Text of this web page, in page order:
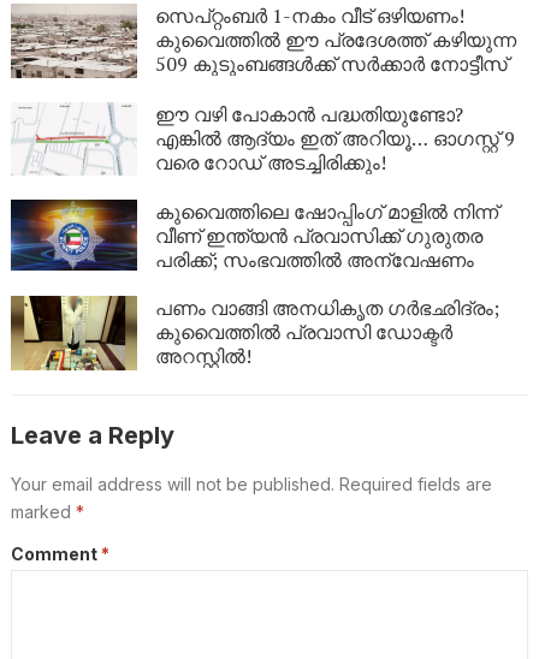
സെപ്റ്റംബർ 1-നകം വീട് ഒഴിയണം!
കുവൈത്തിൽ ഈ പ്രദേശത്ത് കഴിയുന്ന
509 കുടുംബങ്ങൾക്ക് സർക്കാർ നോട്ടീസ്
ഈ വഴി പോകാൻ പദ്ധതിയുണ്ടോ?
എങ്കിൽ ആദ്യം ഇത് അറിയൂ… ഓഗസ്റ്റ് 9
വരെ റോഡ് അടച്ചിരിക്കും!
കുവൈത്തിലെ ഷോപ്പിംഗ് മാളിൽ നിന്ന്
വീണ് ഇന്ത്യൻ പ്രവാസിക്ക് ഗുരുതര
പരിക്ക്; സംഭവത്തിൽ അന്വേഷണം
പണം വാങ്ങി അനധികൃത ഗർഭഛിദ്രം;
കുവൈത്തിൽ പ്രവാസി ഡോക്ടർ
അറസ്റ്റിൽ!
Leave a Reply
Your email address will not be published. Required fields are
marked *
Comment *